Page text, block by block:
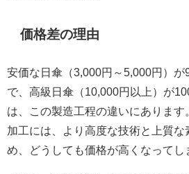
価格差の理由
安価な日傘（3,000円～5,000円）が
で、高級日傘（10,000円以上）が
は、この製造工程の違いにあります
加工には、より高度な技術と上質な
め、どうしても価格が高くなってし